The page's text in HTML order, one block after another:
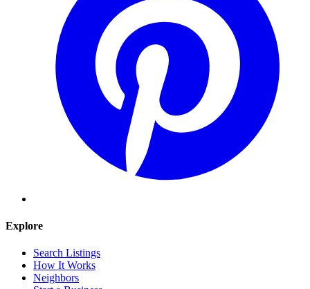
Explore
Search Listings
How It Works
Neighbors